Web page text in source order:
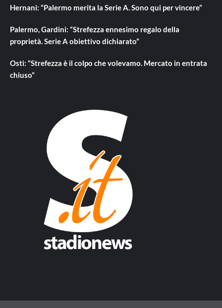
Hernani: “Palermo merita la Serie A. Sono qui per vincere”
Palermo, Gardini: “Strefezza ennesimo regalo della
proprietà. Serie A obiettivo dichiarato”
Osti: “Strefezza è il colpo che volevamo. Mercato in entrata
chiuso”